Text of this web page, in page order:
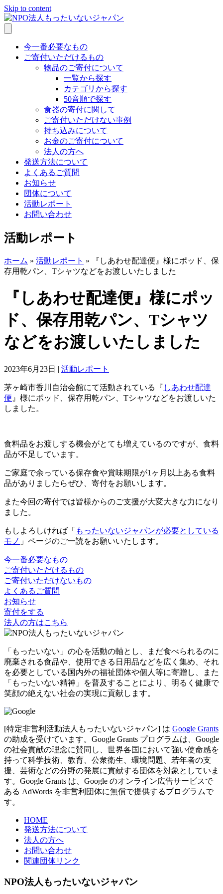
Skip to content
今一番必要なもの
ご寄付いただけるもの
物品のご寄付について
一覧から探す
カテゴリから探す
50音順で探す
食器の寄付に関して
ご寄付いただけない事例
持ち込みについて
お金のご寄付について
法人の方へ
発送方法について
よくあるご質問
お知らせ
団体について
活動レポート
お問い合わせ
活動レポート
ホーム » 活動レポート »
『しあわせ配達便』様にポッド、保
存用乾パン、Tシャツなどをお渡しいたしました
『しあわせ配達便』様にポッ
ド、保存用乾パン、Tシャツ
などをお渡しいたしました
2023年6月23日 | 活動レポート
茅ヶ崎市香川自治会館にて活動されている『 しあわせ配達
便 』様にポッド、保存用乾パン、Tシャツなどをお渡しいた
しました。
食料品をお渡しする機会がとても増えているのですが、食料
品が不足しています。
ご家庭で余っている保存食や賞味期限が1ヶ月以上ある食料
品がありましたらぜひ、寄付をお願いします。
また今回の寄付では皆様からのご支援が大変大きな力になり
ました。
もしよろしければ「 もったいないジャパンが必要としている
モノ 」ページのご一読をお願いいたします。
今一番必要なもの
ご寄付いただけるもの
ご寄付いただけないもの
よくあるご質問
お知らせ
寄付をする
法人の方はこちら
「もったいない」の心を活動の軸とし、まだ食べられるのに
廃棄される食品や、使用できる日用品などを広く集め、それ
を必要としている国内外の福祉団体や個人等に寄贈し、また
「もったいない精神」を普及することにより、明るく健康で
笑顔の絶えない社会の実現に貢献します。
[特定非営利活動法人もったいないジャパン] は Google Grants
の助成を受けています。Google Grants プログラムは、Google
の社会貢献の理念に賛同し、世界各国において強い使命感を
持って科学技術、教育、公衆衛生、環境問題、若年者の支
援、芸術などの分野の発展に貢献する団体を対象としていま
す。Google Grants は、Google のオンライン広告サービスで
ある AdWords を非営利団体に無償で提供するプログラムで
す。
HOME
発送方法について
法人の方へ
お問い合わせ
関連団体リンク
NPO法人もったいないジャパン